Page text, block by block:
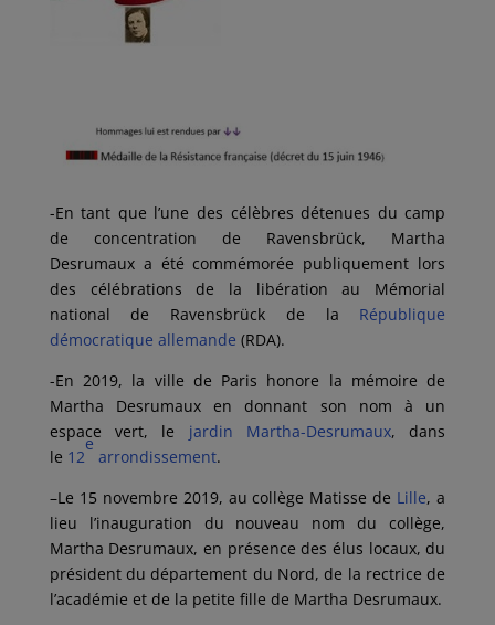
-En tant que l’une des célèbres détenues du camp
de concentration de Ravensbrück, Martha
Desrumaux a été commémorée publiquement lors
des célébrations de la libération au Mémorial
national de Ravensbrück de la République
démocratique allemande (RDA).
-En 2019, la ville de Paris honore la mémoire de
Martha Desrumaux en donnant son nom à un
espace vert, le jardin Martha-Desrumaux, dans
le 12
e
arrondissement.
–Le 15 novembre 2019, au collège Matisse de Lille, a
lieu l’inauguration du nouveau nom du collège,
Martha Desrumaux, en présence des élus locaux, du
président du département du Nord, de la rectrice de
l’académie et de la petite fille de Martha Desrumaux.